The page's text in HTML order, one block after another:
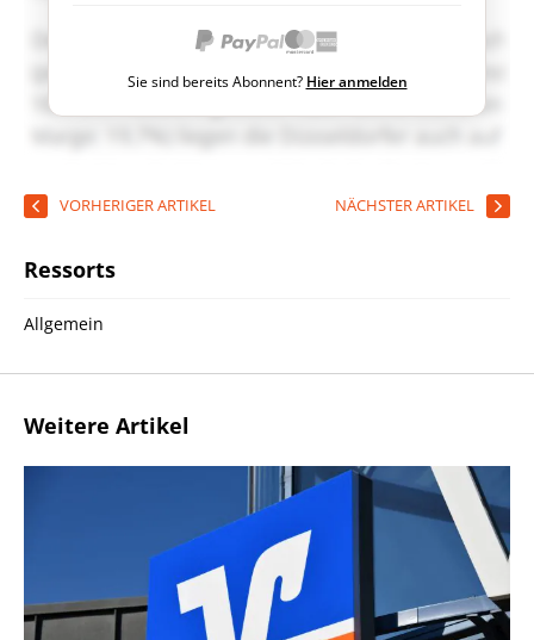
Sie sind bereits Abonnent? Hier anmelden
VORHERIGER ARTIKEL NÄCHSTER ARTIKEL
Ressorts
Allgemein
Weitere Artikel